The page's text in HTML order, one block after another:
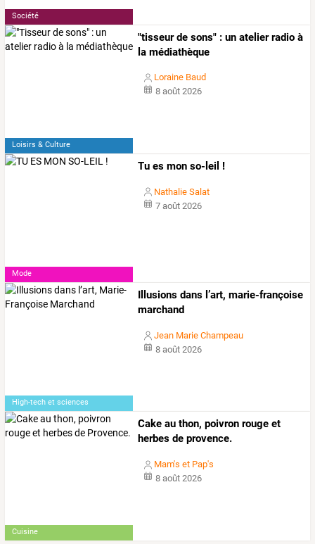
Société
Loisirs & Culture
"tisseur de sons" : un atelier radio à
la médiathèque
Loraine Baud
8 août 2026
Mode
Tu es mon so-leil !
Nathalie Salat
7 août 2026
High-tech et sciences
Illusions dans l’art, marie-françoise
marchand
Jean Marie Champeau
8 août 2026
Cuisine
Cake au thon, poivron rouge et
herbes de provence.
Mam's et Pap's
8 août 2026